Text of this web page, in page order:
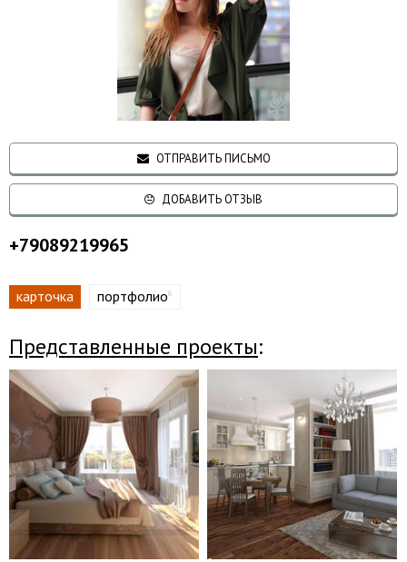
ОТПРАВИТЬ ПИСЬМО
ДОБАВИТЬ ОТЗЫВ
+79089219965
карточка портфолио6
Представленные проекты: